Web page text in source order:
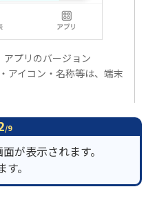
プリのバージョン
アイコン・名称等は、端末
/9
が表示されます。
。